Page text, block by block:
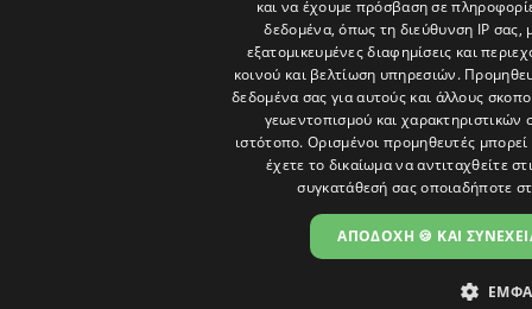
και να έχουμε πρόσβαση σε
δεδομένα, όπως τη διεύθυνση IP σας,
εξατομικευμένες διαφημίσεις και
κοινού και βελτίωση υπηρεσιών.
δεδομένα σας για αυτούς και άλλους
γεωεντοπισμού και χαρακτηριστικών
ιστότοπο. Ορισμένοι προμηθευτές
έχετε το δικαίωμα να αντιταχθείτε
συγκατάθεσή σας οποιαδήποτε
ΑΠΟΔΟΧΗ 🍪 ΚΑΙ